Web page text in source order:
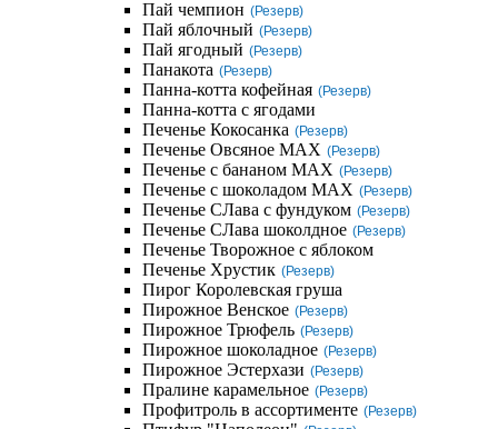
Пай чемпион (Резерв)
Пай яблочный (Резерв)
Пай ягодный (Резерв)
Панакота (Резерв)
Панна-котта кофейная (Резерв)
Панна-котта с ягодами
Печенье Кокосанка (Резерв)
Печенье Овсяное MAX (Резерв)
Печенье с бананом MAX (Резерв)
Печенье с шоколадом MAX (Резерв)
Печенье СЛава с фундуком (Резерв)
Печенье СЛава шоколдное (Резерв)
Печенье Творожное с яблоком
Печенье Хрустик (Резерв)
Пирог Королевская груша
Пирожное Венское (Резерв)
Пирожное Трюфель (Резерв)
Пирожное шоколадное (Резерв)
Пирожное Эстерхази (Резерв)
Пралине карамельное (Резерв)
Профитроль в ассортименте (Резерв)